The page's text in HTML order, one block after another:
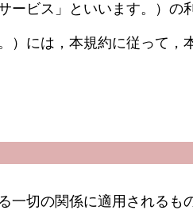
ービス」といいます。）の
）には，本規約に従って，
切の関係に適用されるも